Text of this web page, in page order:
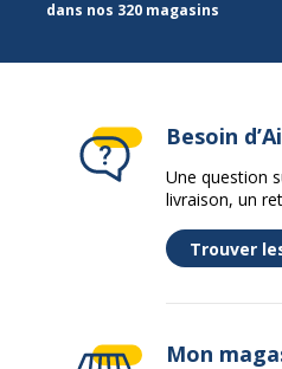
dans nos 320 magasins
Besoin
Une question
livraison, un
Trouver
Mon